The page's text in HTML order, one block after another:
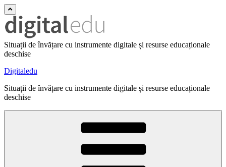
Situații de învățare cu instrumente digitale și resurse educaționale
deschise
Digitaledu
Situații de învățare cu instrumente digitale și resurse educaționale
deschise